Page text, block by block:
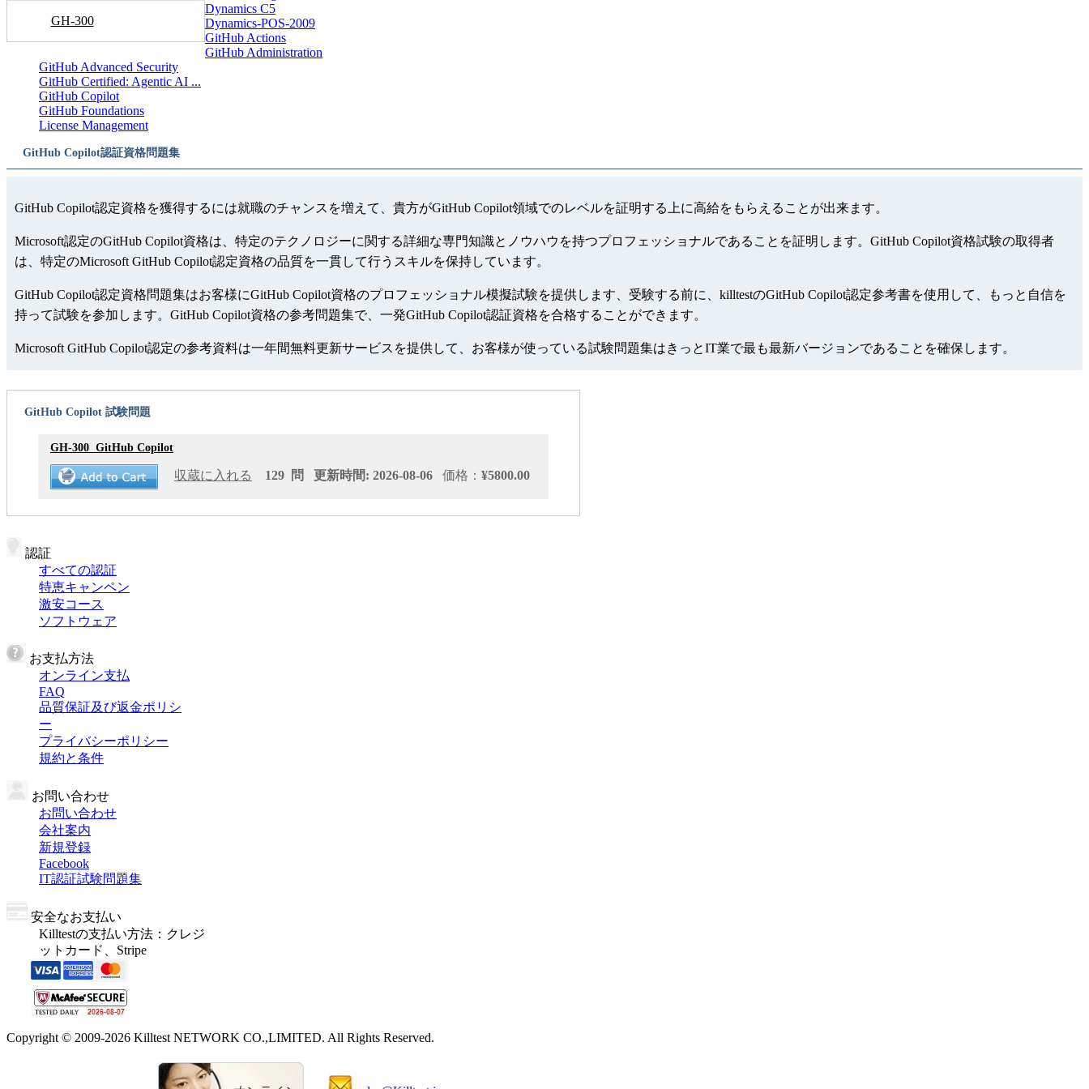
GH-300
Dynamics C5
Dynamics-POS-2009
GitHub Actions
GitHub Administration
GitHub Advanced Security
GitHub Certified: Agentic AI ...
GitHub Copilot
GitHub Foundations
License Management
GitHub Copilot認証資格問題集
GitHub Copilot認定資格を獲得するには就職のチャンスを増えて、貴方がGitHub Copilot領域でのレベルを証明する上に高給をもらえることが出来ます。
Microsoft認定のGitHub Copilot資格は、特定のテクノロジーに関する詳細な専門知識とノウハウを持つプロフェッショナルであることを証明します。GitHub Copilot資格試験の取得者
は、特定のMicrosoft GitHub Copilot認定資格の品質を一貫して行うスキルを保持しています。
GitHub Copilot認定資格問題集はお客様にGitHub Copilot資格のプロフェッショナル模擬試験を提供します、受験する前に、killtestのGitHub Copilot認定参考書を使用して、もっと自信を
持って試験を参加します。GitHub Copilot資格の参考問題集で、一発GitHub Copilot認証資格を合格することができます。
Microsoft GitHub Copilot認定の参考資料は一年間無料更新サービスを提供して、お客様が使っている試験問題集はきっとIT業で最も最新バージョンであることを確保します。
GitHub Copilot 試験問題
GH-300 GitHub Copilot
収蔵に入れる 129 問 更新時間: 2026-08-06 価格： ¥5800.00
認証
すべての認証
特恵キャンペン
激安コース
ソフトウェア
お支払方法
オンライン支払
FAQ
品質保証及び返金ポリシ
ー
プライバシーポリシー
規約と条件
お問い合わせ
お問い合わせ
会社案内
新規登録
Facebook
IT認証試験問題集
安全なお支払い
Killtestの支払い方法：クレジ
ットカード、Stripe
Copyright © 2009-2026 Killtest NETWORK CO.,LIMITED. All Rights Reserved.